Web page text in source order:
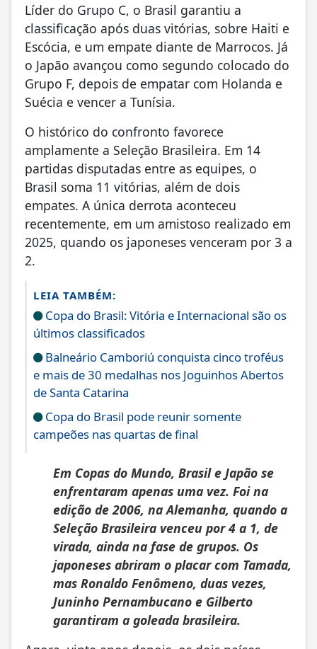
Líder do Grupo C, o Brasil garantiu a
classificação após duas vitórias, sobre Haiti e
Escócia, e um empate diante de Marrocos. Já
o Japão avançou como segundo colocado do
Grupo F, depois de empatar com Holanda e
Suécia e vencer a Tunísia.
O histórico do confronto favorece
amplamente a Seleção Brasileira. Em 14
partidas disputadas entre as equipes, o
Brasil soma 11 vitórias, além de dois
empates. A única derrota aconteceu
recentemente, em um amistoso realizado em
2025, quando os japoneses venceram por 3 a
2.
LEIA TAMBÉM:
Copa do Brasil: Vitória e Internacional são os
últimos classificados
Balneário Camboriú conquista cinco troféus
e mais de 30 medalhas nos Joguinhos Abertos
de Santa Catarina
Copa do Brasil pode reunir somente
campeões nas quartas de final
Em Copas do Mundo, Brasil e Japão se
enfrentaram apenas uma vez. Foi na
edição de 2006, na Alemanha, quando a
Seleção Brasileira venceu por 4 a 1, de
virada, ainda na fase de grupos. Os
japoneses abriram o placar com Tamada,
mas Ronaldo Fenômeno, duas vezes,
Juninho Pernambucano e Gilberto
garantiram a goleada brasileira.